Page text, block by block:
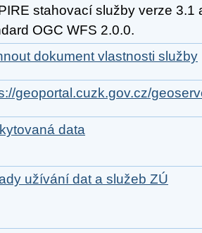
stahovací služby verze 3.1
OGC WFS 2.0.0.
dokument vlastnosti služby
geoportal.cuzk.gov.cz/
data
užívání dat a služeb ZÚ